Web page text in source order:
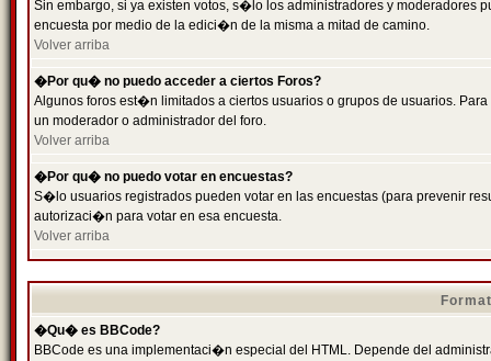
Sin embargo, si ya existen votos, s�lo los administradores y moderadores
encuesta por medio de la edici�n de la misma a mitad de camino.
Volver arriba
�Por qu� no puedo acceder a ciertos Foros?
Algunos foros est�n limitados a ciertos usuarios o grupos de usuarios.
un moderador o administrador del foro.
Volver arriba
�Por qu� no puedo votar en encuestas?
S�lo usuarios registrados pueden votar en las encuestas (para prevenir
autorizaci�n para votar en esa encuesta.
Volver arriba
�Qu� es BBCode?
BBCode es una implementaci�n especial del HTML. Depende del